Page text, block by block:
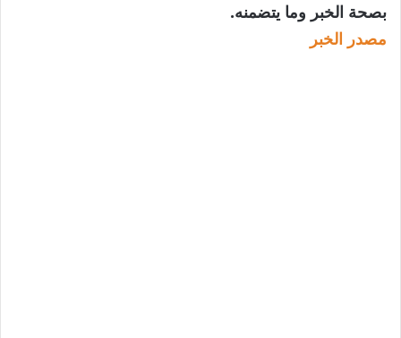
بصحة الخبر وما يتضمنه.
مصدر الخبر